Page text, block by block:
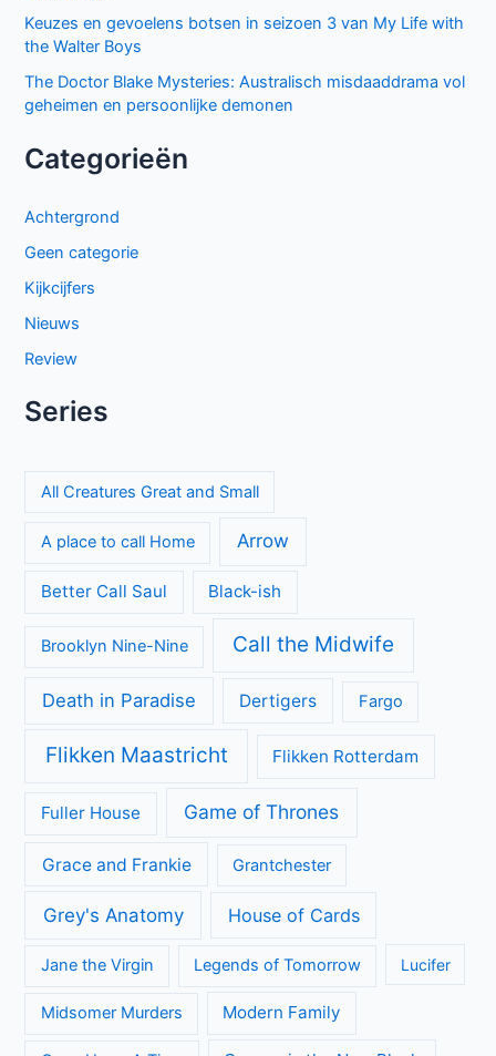
Keuzes en gevoelens botsen in seizoen 3 van My Life with
the Walter Boys
The Doctor Blake Mysteries: Australisch misdaaddrama vol
geheimen en persoonlijke demonen
Categorieën
Achtergrond
Geen categorie
Kijkcijfers
Nieuws
Review
Series
All Creatures Great and Small
A place to call Home Arrow
Better Call Saul Black-ish
Brooklyn Nine-Nine Call the Midwife
Death in Paradise Dertigers Fargo
Flikken Maastricht Flikken Rotterdam
Fuller House Game of Thrones
Grace and Frankie Grantchester
Grey's Anatomy House of Cards
Jane the Virgin Legends of Tomorrow Lucifer
Midsomer Murders Modern Family